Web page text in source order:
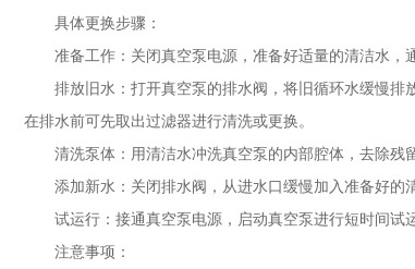
具体更换步骤：
准备工作：关闭真空泵电源，准备好适量的清洁水，
排放旧水：打开真空泵的排水阀，将旧循环水缓慢排放
在排水前可先取出过滤器进行清洗或更换。
清洗泵体：用清洁水冲洗真空泵的内部腔体，去除残留
添加新水：关闭排水阀，从进水口缓慢加入准备好的
试运行：接通真空泵电源，启动真空泵进行短时间试运
注意事项：